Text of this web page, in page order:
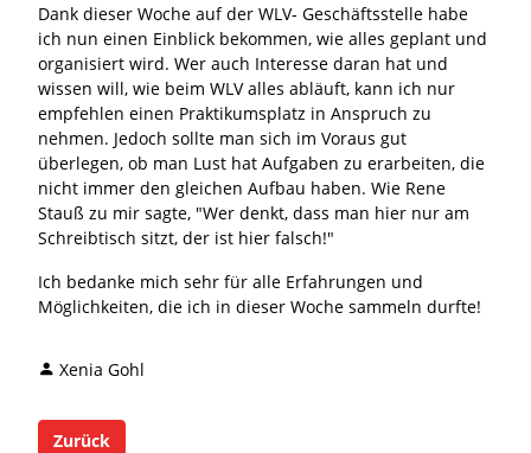
Dank dieser Woche auf der WLV- Geschäftsstelle habe
ich nun einen Einblick bekommen, wie alles geplant und
organisiert wird. Wer auch Interesse daran hat und
wissen will, wie beim WLV alles abläuft, kann ich nur
empfehlen einen Praktikumsplatz in Anspruch zu
nehmen. Jedoch sollte man sich im Voraus gut
überlegen, ob man Lust hat Aufgaben zu erarbeiten, die
nicht immer den gleichen Aufbau haben. Wie Rene
Stauß zu mir sagte, "Wer denkt, dass man hier nur am
Schreibtisch sitzt, der ist hier falsch!"
Ich bedanke mich sehr für alle Erfahrungen und
Möglichkeiten, die ich in dieser Woche sammeln durfte!
Xenia Gohl
Zurück